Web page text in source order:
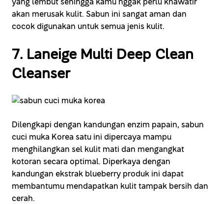
yang lembut sehingga kamu nggak perlu khawatir
akan merusak kulit. Sabun ini sangat aman dan
cocok digunakan untuk semua jenis kulit.
7. Laneige Multi Deep Clean
Cleanser
Dilengkapi dengan kandungan enzim papain, sabun
cuci muka Korea satu ini dipercaya mampu
menghilangkan sel kulit mati dan mengangkat
kotoran secara optimal. Diperkaya dengan
kandungan ekstrak blueberry produk ini dapat
membantumu mendapatkan kulit tampak bersih dan
cerah.